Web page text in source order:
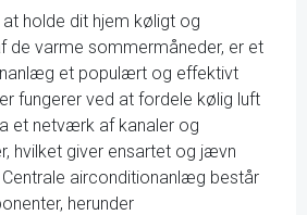
holde dit hjem køligt og
de varme sommermåneder, er et
et populært og effektivt
fungerer ved at fordele kølig luft
et netværk af kanaler og
hvilket giver ensartet og jævn
airconditionanlæg består
herunder